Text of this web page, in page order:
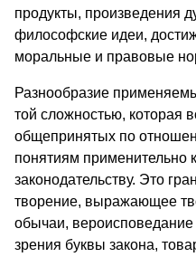
продукты, произведения
философские идеи,
моральные и правовые
Разнообразие
той сложностью, которая
общепринятых по
понятиям применительно
законодательству. Это
творение, выражающее
обычаи, вероисповедание
зрения буквы закона,